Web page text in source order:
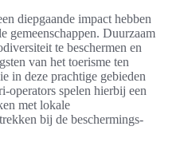
diepgaande impact hebben
gemeenschappen. Duurzaam
te beschermen en
van het toerisme ten
in deze prachtige gebieden
operators spelen hierbij een
met lokale
bij de beschermings-